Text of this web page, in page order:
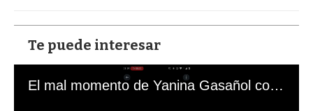
Te puede interesar
El mal momento de Yanina Gasañol con un hincha argentino en "Subrayado"